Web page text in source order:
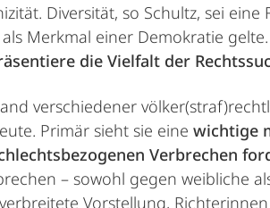
Diversität, so Schultz, sei
als Merkmal einer Demokratie gelte.
die Vielfalt der
verschiedener
Primär sieht sie eine wichtige
Verbrechen
– sowohl gegen weibliche
Vorstellung,